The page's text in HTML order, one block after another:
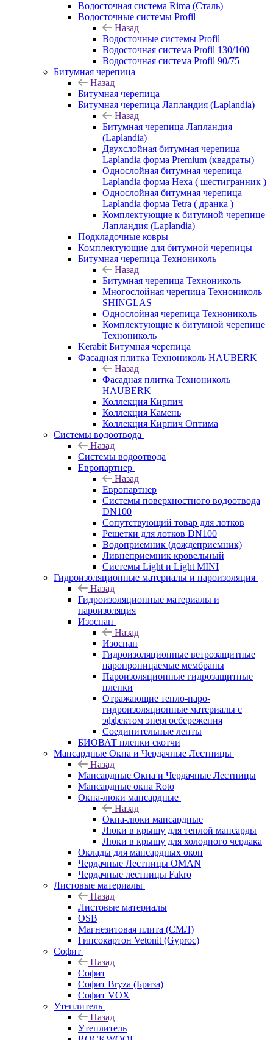
Водосточная система Rima (Сталь)
Водосточные системы Profil
Назад
Водосточные системы Profil
Водосточная система Profil 130/100
Водосточная система Profil 90/75
Битумная черепица
Назад
Битумная черепица
Битумная черепица Лапландия (Laplandia)
Назад
Битумная черепица Лапландия
(Laplandia)
Двухслойная битумная черепица
Laplandia форма Premium (квадраты)
Однослойная битумная черепица
Laplandia форма Hexa ( шестигранник )
Однослойная битумная черепица
Laplandia форма Tetra ( дранка )
Комплектующие к битумной черепице
Лапландия (Laplandia)
Подкладочные ковры
Комплектующие для битумной черепицы
Битумная черепица Технониколь
Назад
Битумная черепица Технониколь
Многослойная черепица Технониколь
SHINGLAS
Однослойная черепица Технониколь
Комплектующие к битумной черепице
Технониколь
Kerabit Битумная черепица
Фасадная плитка Технониколь HAUBERK
Назад
Фасадная плитка Технониколь
HAUBERK
Кол​лекция Кирпич
Кол​лекция Камень
Коллекция Кирпич Оптима
Системы водоотвода
Назад
Системы водоотвода
Европартнер
Назад
Европартнер
Системы поверхностного водоотвода
DN100
Сопутствующий товар для лотков
Решетки для лотков DN100
Водоприемник (дождеприемник)
Ливнеприемник кровельный
Системы Light и Light MINI
Гидроизоляционные материалы и пароизоляция
Назад
Гидроизоляционные материалы и
пароизоляция
Изоспан
Назад
Изоспан
Гидроизоляционные ветрозащитные
паропроницаемые мембраны
Пароизоляционные гидрозащитные
пленки
Отражающие тепло-паро-
гидроизоляционные материалы с
эффектом энергосбережения
Соединительные ленты
БИОВАТ пленки скотчи
Мансардные Окна и Чердачные Лестницы
Назад
Мансардные Окна и Чердачные Лестницы
Мансардные окна Roto
Окна-люки мансардные
Назад
Окна-люки мансардные
Люки в крышу для теплой мансарды
Люки в крышу для холодного чердака
Оклады для мансардных окон
Чердачные Лестницы OMAN
Чердачные лестницы Fakro
Листовые материалы
Назад
Листовые материалы
OSB
Магнезитовая плита (СМЛ)
Гипсокартон Vetonit (Gyproc)
Софит
Назад
Софит
Софит Bryza (Бриза)
Софит VOX
Утеплитель
Назад
Утеплитель